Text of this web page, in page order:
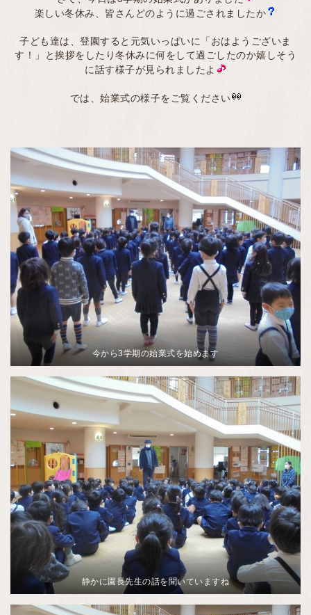
楽しい冬休み、皆さんどのように過ごされましたか
子ども達は、登園すると元気いっぱいに「おはようございま
す！」と挨拶をしたり冬休みに何をして過ごしたのか嬉しそう
に話す様子が見られましたよ
では、始業式の様子をご覧ください
今から3学期の始業式を始めます
静かに園長先生の話を聞いていますね